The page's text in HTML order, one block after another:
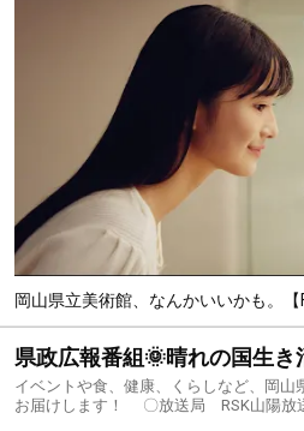
岡山県立美術館、なんかいいかも。【
県政広報番組🌞晴れの国生き
イベントや食、健康、くらしなど、岡山
お届けします！ 〇放送局 RSK山陽放送（6ch） 〇放送日 毎週日